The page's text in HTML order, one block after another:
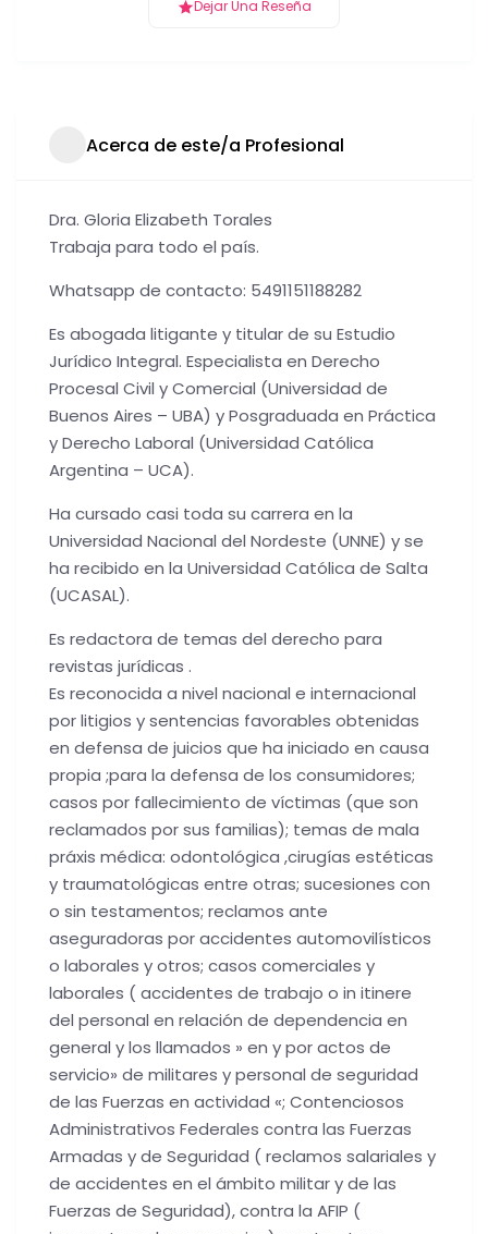
Dejar Una Reseña
Acerca de este/a Profesional
Dra. Gloria Elizabeth Torales
Trabaja para todo el país.
Whatsapp de contacto: 5491151188282
Es abogada litigante y titular de su Estudio
Jurídico Integral. Especialista en Derecho
Procesal Civil y Comercial (Universidad de
Buenos Aires – UBA) y Posgraduada en Práctica
y Derecho Laboral (Universidad Católica
Argentina – UCA).
Ha cursado casi toda su carrera en la
Universidad Nacional del Nordeste (UNNE) y se
ha recibido en la Universidad Católica de Salta
(UCASAL).
Es redactora de temas del derecho para
revistas jurídicas .
Es reconocida a nivel nacional e internacional
por litigios y sentencias favorables obtenidas
en defensa de juicios que ha iniciado en causa
propia ;para la defensa de los consumidores;
casos por fallecimiento de víctimas (que son
reclamados por sus familias); temas de mala
práxis médica: odontológica ,cirugías estéticas
y traumatológicas entre otras; sucesiones con
o sin testamentos; reclamos ante
aseguradoras por accidentes automovilísticos
o laborales y otros; casos comerciales y
laborales ( accidentes de trabajo o in itinere
del personal en relación de dependencia en
general y los llamados » en y por actos de
servicio» de militares y personal de seguridad
de las Fuerzas en actividad «; Contenciosos
Administrativos Federales contra las Fuerzas
Armadas y de Seguridad ( reclamos salariales y
de accidentes en el ámbito militar y de las
Fuerzas de Seguridad), contra la AFIP (